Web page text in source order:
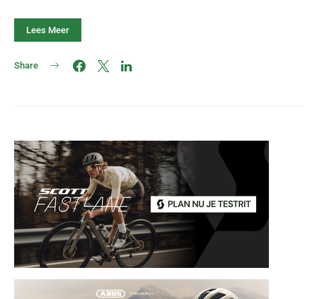
Lees Meer
Share